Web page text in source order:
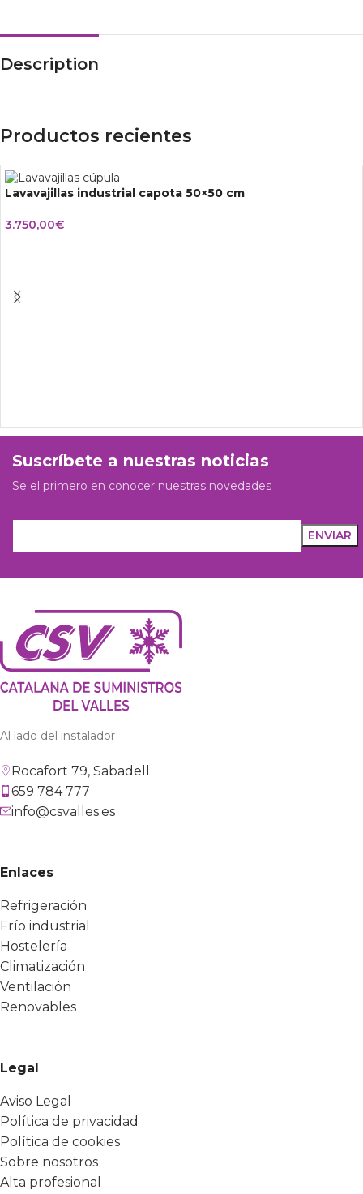
Description
Productos recientes
Lavavajillas industrial capota 50×50 cm
3.750,00€
Suscríbete a nuestras noticias
Se el primero en conocer nuestras novedades
Al lado del instalador
Rocafort 79, Sabadell
659 784 777
info@csvalles.es
Enlaces
Refrigeración
Frío industrial
Hostelería
Climatización
Ventilación
Renovables
Legal
Aviso Legal
Política de privacidad
Política de cookies
Sobre nosotros
Alta profesional